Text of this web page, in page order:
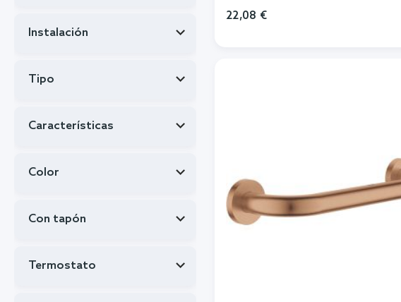
22,08 €
Instalación
Tipo
Características
Color
Con tapón
Termostato